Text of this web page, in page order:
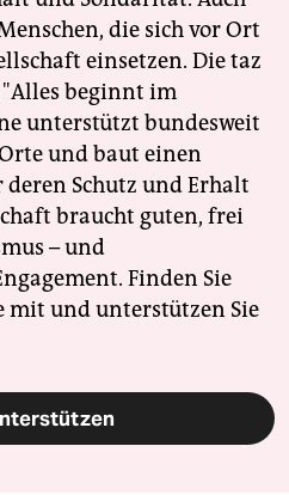
die sich vor Ort
einsetzen. Die taz
beginnt im
unterstützt bundesweit
und baut einen
Schutz und Erhalt
braucht guten, frei
– und
Finden Sie
mit und unterstützen Sie